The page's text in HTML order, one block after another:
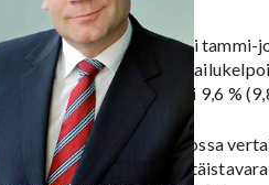
liikevaihto oli tammi-
1,4 %.
pääoman tuotto oli 9,6 %
miljoonaa euroa, jossa
euroa.